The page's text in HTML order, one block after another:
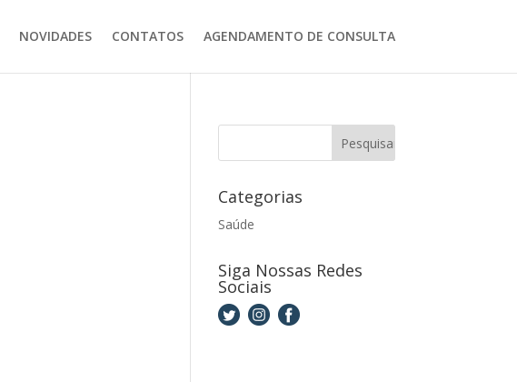
NOVIDADES CONTATOS AGENDAMENTO DE CONSULTA
Categorias
Saúde
Siga Nossas Redes
Sociais